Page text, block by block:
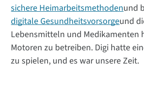
sichere Heimarbeitsmethodenund
digitale Gesundheitsvorsorgeund
Lebensmitteln und Medikamenten
Motoren zu betreiben. Digi hatte
zu spielen, und es war unsere Zeit.